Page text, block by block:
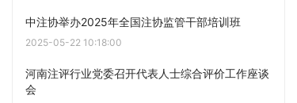
中注协举办2025年全国注协监管干部培训班
2025-05-22 10:18:00
河南注评行业党委召开代表人士综合评价工作座谈
会